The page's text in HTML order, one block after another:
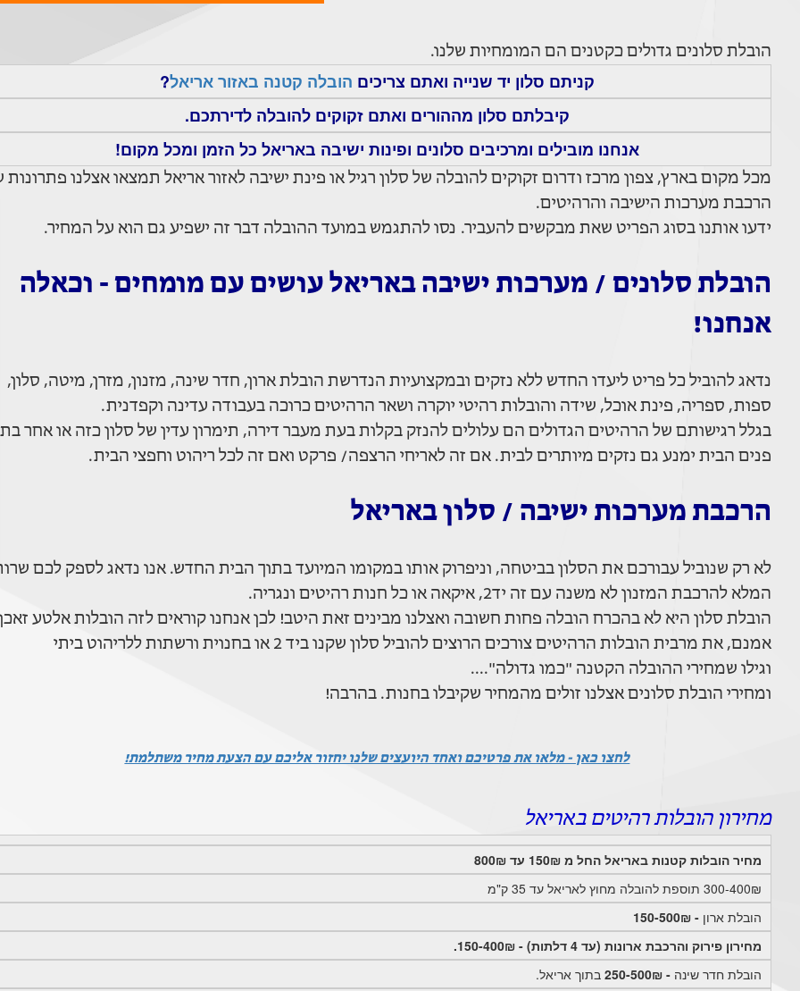
הובלת סלונים גדולים כקטנים הם המומחיות שלנו.
קניתם סלון יד שנייה ואתם צריכים הובלה קטנה באזור אריאל?
קיבלתם סלון מההורים ואתם זקוקים להובלה לדירתכם.
אנחנו מובילים ומרכיבים סלונים ופינות ישיבה באריאל כל הזמן ומכל מקום!
מכל מקום בארץ, צפון מרכז ודרום זקוקים להובלה של סלון רגיל או פינת ישיבה לאזור אריאל תמצאו אצלנו פתרונות
הרכבת מערכות הישיבה והרהיטים.
ידעו אותנו בסוג הפריט שאת מבקשים להעביר. נסו להתגמש במועד ההובלה דבר זה ישפיע גם הוא על המחיר.
הובלת סלונים / מערכות ישיבה באריאל עושים עם מומחים - וכאלה
אנחנו!
נדאג להוביל כל פריט ליעדו החדש ללא נזקים ובמקצועיות הנדרשת הובלת ארון, חדר שינה, מזנון, מזרן, מיטה, סלון,
ספות, ספריה, פינת אוכל, שידה והובלות רהיטי יוקרה ושאר הרהיטים כרוכה בעבודה עדינה וקפדנית.
בגלל רגישותם של הרהיטים הגדולים הם עלולים להנזק בקלות בעת מעבר דירה, תימרון עדין של סלון כזה או אחר
פנים הבית ימנע גם נזקים מיותרים לבית. אם זה לאריחי הרצפה/ פרקט ואם זה לכל ריהוט וחפצי הבית.
הרכבת מערכות ישיבה / סלון באריאל
לא רק שנוביל עבורכם את הסלון בביטחה, וניפרוק אותו במקומו המיועד בתוך הבית החדש. אנו נדאג לספק לכם
המלא להרכבת המזנון לא משנה עם זה יד2, איקאה או כל חנות רהיטים ונגריה.
הובלת סלון היא לא בהכרח הובלה פחות חשובה ואצלנו מבינים זאת היטב! לכן אנחנו קוראים לזה הובלות אלטע
אמנם, את מרבית הובלות הרהיטים צורכים הרוצים להוביל סלון שקנו ביד 2 או בחנוית ורשתות ללריהוט ביתי
וגילו שמחירי ההובלה הקטנה "כמו גדולה"....
ומחירי הובלת סלונים אצלנו זולים מהמחיר שקיבלו בחנות. בהרבה!
לחצו כאן - מלאו את פרטיכם ואחד היועצים שלנו יחזור אליכם עם הצעת מחיר משתלמת!
מחירון הובלות רהיטים באריאל
מחיר הובלות קטנות באריאל החל מ 150₪ עד 800₪
300-400₪ תוספת להובלה מחוץ לאריאל עד 35 ק"מ
הובלת ארון - 150-500₪
מחירון פירוק והרכבת ארונות (עד 4 דלתות) - 150-400₪.
הובלת חדר שינה - 250-500₪
בתוך אריאל.